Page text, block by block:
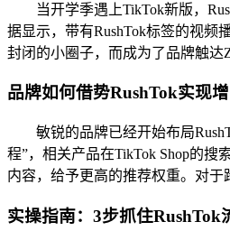
当开学季遇上TikTok新版，
据显示，带有RushTok标签的视频
封闭的小圈子，而成为了品牌触达
品牌如何借势RushTok实现
敏锐的品牌已经开始布局
程”，相关产品在TikTok Shop的
内容，给予更高的推荐权重。对于
实操指南：3步抓住RushTok